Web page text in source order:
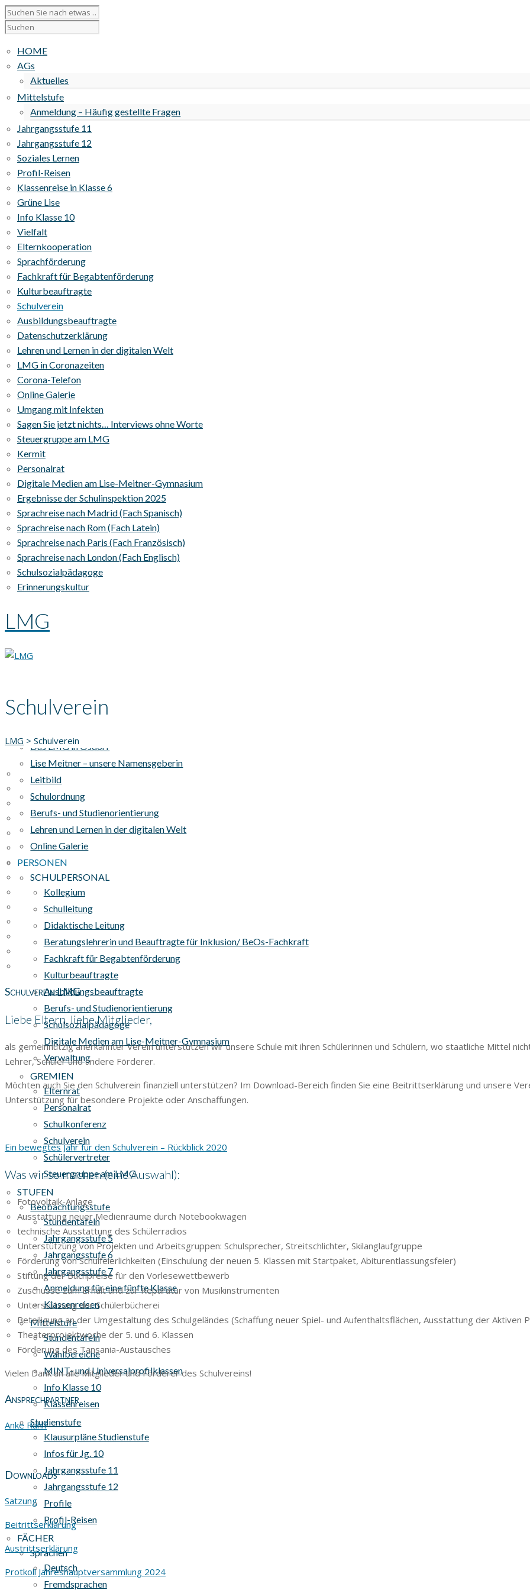
HOME
AGs
Aktuelles
Mittelstufe
Anmeldung – Häufig gestellte Fragen
Jahrgangsstufe 11
Jahrgangsstufe 12
Soziales Lernen
Profil-Reisen
Klassenreise in Klasse 6
Grüne Lise
Info Klasse 10
Vielfalt
Elternkooperation
Sprachförderung
Fachkraft für Begabtenförderung
Kulturbeauftragte
Schulverein
Ausbildungsbeauftragte
Datenschutzerklärung
Lehren und Lernen in der digitalen Welt
LMG in Coronazeiten
Corona-Telefon
Online Galerie
Umgang mit Infekten
Sagen Sie jetzt nichts… Interviews ohne Worte
Steuergruppe am LMG
Kermit
Personalrat
Digitale Medien am Lise-Meitner-Gymnasium
Ergebnisse der Schulinspektion 2025
Sprachreise nach Madrid (Fach Spanisch)
Sprachreise nach Rom (Fach Latein)
Sprachreise nach Paris (Fach Französisch)
Sprachreise nach London (Fach Englisch)
Schulsozialpädagoge
Erinnerungskultur
LMG
AKTUELLES
Das LMG in Osdorf
Lise Meitner – unsere Namensgeberin
Leitbild
Schulordnung
Berufs- und Studienorientierung
Lehren und Lernen in der digitalen Welt
Online Galerie
PERSONEN
SCHULPERSONAL
Kollegium
Schulleitung
Didaktische Leitung
Beratungslehrerin und Beauftragte für Inklusion/ BeOs-Fachkraft
Fachkraft für Begabtenförderung
Kulturbeauftragte
Ausbildungsbeauftragte
Berufs- und Studienorientierung
Schulsozialpädagoge
Digitale Medien am Lise-Meitner-Gymnasium
Verwaltung
GREMIEN
Elternrat
Personalrat
Schulkonferenz
Schulverein
Schülervertreter
Steuergruppe am LMG
STUFEN
Beobachtungsstufe
Stundentafeln
Jahrgangsstufe 5
Jahrgangsstufe 6
Jahrgangsstufe 7
Anmeldung für eine fünfte Klasse
Klassenreisen
Mittelstufe
Stundentafeln
Wahlbereiche
MINT- und Universalprofilklassen
Info Klasse 10
Klassenreisen
Studienstufe
Klausurpläne Studienstufe
Infos für Jg. 10
Jahrgangsstufe 11
Jahrgangsstufe 12
Profile
Profil-Reisen
FÄCHER
Sprachen
Deutsch
Fremdsprachen
Schulverein
LMG > Schulverein
Schulverein LMG
Liebe Eltern, liebe Mitglieder,
als gemeinnützig anerkannter Verein unterstützen wir unsere Schule mit ihren Schülerinnen und Schülern, wo staatliche Mittel
Lehrer, Schüler und andere Förderer.
Möchten auch Sie den Schulverein finanziell unterstützen? Im Download-Bereich finden Sie eine Beitrittserklärung und unsere
Unterstützung für besondere Projekte oder Anschaffungen.
Ein bewegtes Jahr für den Schulverein – Rückblick 2020
Was wir so machen (eine Auswahl):
Fotovoltaik-Anlage
Ausstattung neuer Medienräume durch Notebookwagen
technische Ausstattung des Schülerradios
Unterstützung von Projekten und Arbeitsgruppen: Schulsprecher, Streitschlichter, Skilanglaufgruppe
Förderung von Schulfeierlichkeiten (Einschulung der neuen 5. Klassen mit Startpaket, Abiturentlassungsfeier)
Stiftung der Buchpreise für den Vorlesewettbewerb
Zuschüsse zum Erhalt und zur Reparatur von Musikinstrumenten
Unterstützung der Schülerbücherei
Beteiligung an der Umgestaltung des Schulgeländes (Schaffung neuer Spiel- und Aufenthaltsflächen, Ausstattung der Aktiven
Theaterprojektwoche der 5. und 6. Klassen
Förderung des Tansania-Austausches
Vielen Dank an alle Mitglieder und Förderer des Schulvereins!
Ansprechpartner
Anke Rahlf
Downloads
Satzung
Beitrittserklärung
Austrittserklärung
Protkoll Jahreshauptversammlung 2024